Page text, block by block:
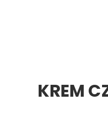
KREM